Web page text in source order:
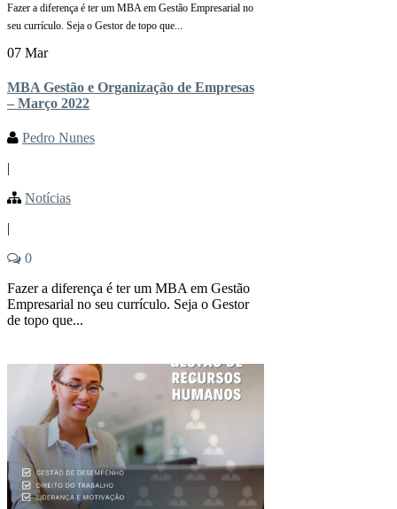
Fazer a diferença é ter um MBA em Gestão Empresarial no
seu currículo. Seja o Gestor de topo que...
07 Mar
MBA Gestão e Organização de Empresas
– Março 2022
Pedro Nunes
Notícias
0
Fazer a diferença é ter um MBA em Gestão
Empresarial no seu currículo. Seja o Gestor
de topo que...